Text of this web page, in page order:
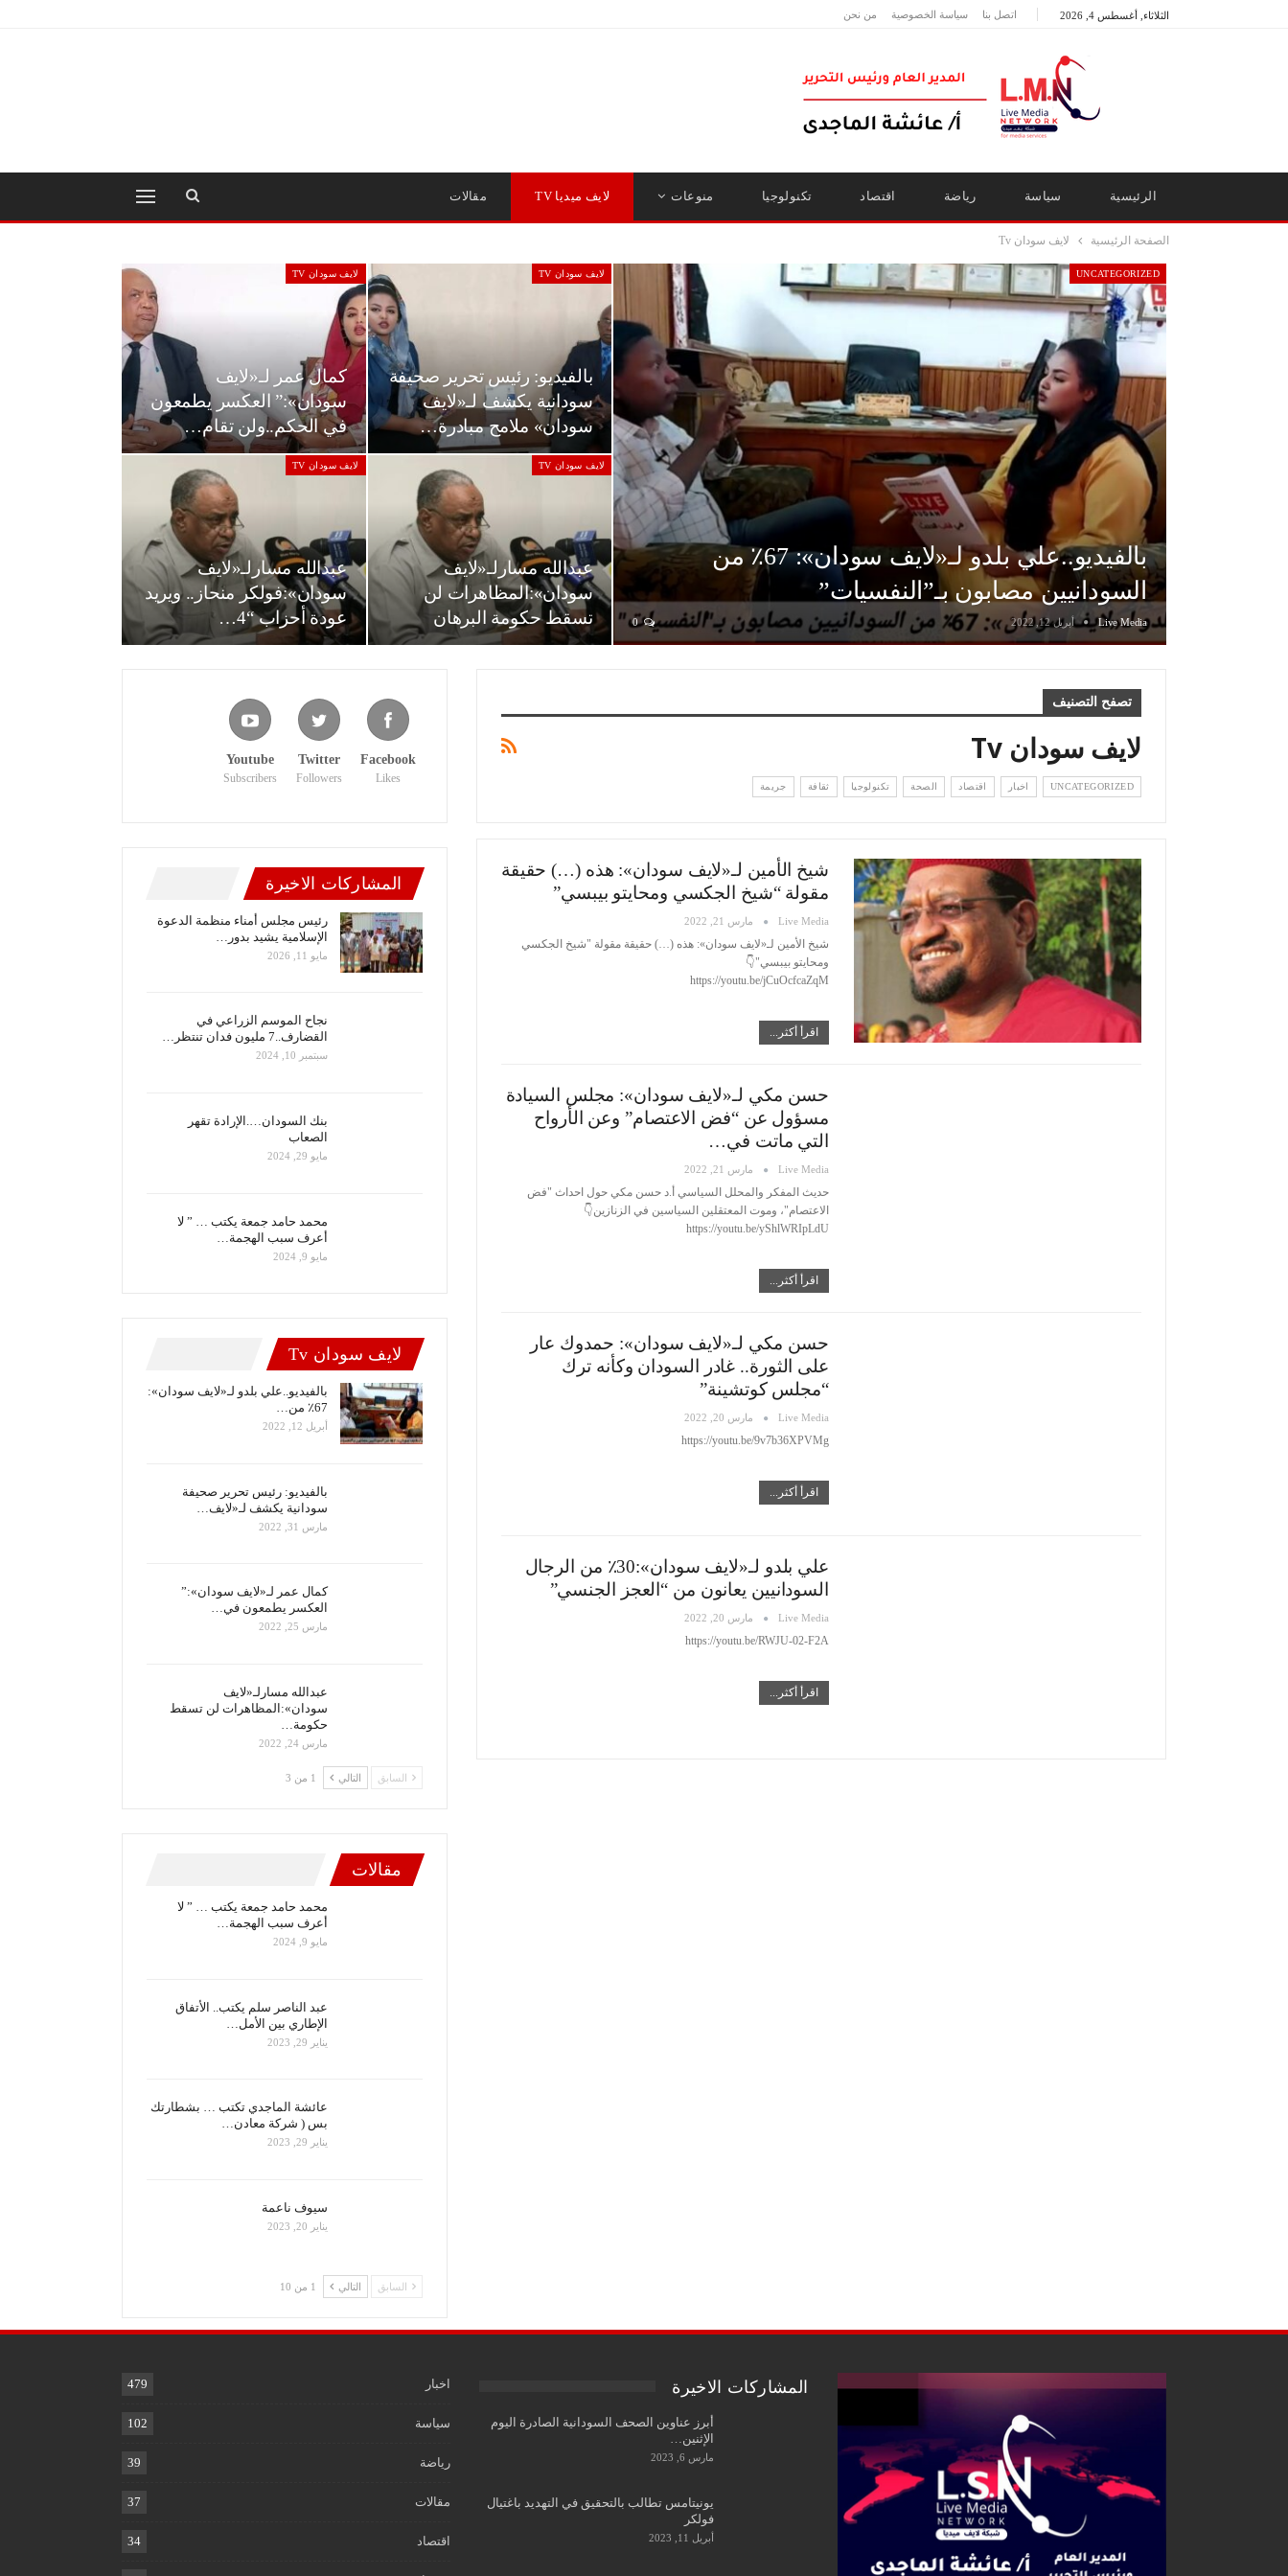
الثلاثاء, أغسطس 4, 2026 اتصل بنا سياسة الخصوصية من نحن
الرئيسية سياسة رياضة اقتصاد تكنولوجيا منوعات لايف ميديا TV مقالات
الصفحة الرئيسية لايف سودان Tv
UNCATEGORIZED
بالفيديو..علي بلدو لـ«لايف سودان»: 67٪ من
السودانيين مصابون بـ”النفسيات”
Live Media أبريل 12, 2022 0
لايف سودان TV
بالفيديو: رئيس تحرير صحيفة
سودانية يكشف لـ«لايف
سودان» ملامح مبادرة…
لايف سودان TV
كمال عمر لـ«لايف
سودان»:” العكسر يطمعون
في الحكم..ولن تقام…
لايف سودان TV
عبدالله مسارلـ«لايف
سودان»:المظاهرات لن
تسقط حكومة البرهان
لايف سودان TV
عبدالله مسارلـ«لايف
سودان»:فولكر منحاز.. ويريد
عودة أحزاب “4…
تصفح التصنيف
لايف سودان Tv
UNCATEGORIZED اخبار اقتصاد الصحة تكنولوجيا ثقافة جريمة
شيخ الأمين لـ«لايف سودان»: هذه (…) حقيقة
مقولة “شيخ الجكسي ومحايتو بيبسي”
Live Media مارس 21, 2022
شيخ الأمين لـ«لايف سودان»: هذه (…) حقيقة مقولة "شيخ الجكسي
ومحايتو بيبسي"👇
https://youtu.be/jCuOcfcaZqM
اقرأ أكثر...
حسن مكي لـ«لايف سودان»: مجلس السيادة
مسؤول عن “فض الاعتصام” وعن الأرواح
التي ماتت في…
Live Media مارس 21, 2022
حديث المفكر والمحلل السياسي أ.د حسن مكي حول احداث "فض
الاعتصام"، وموت المعتقلين السياسين في الزنازين👇
https://youtu.be/yShlWRIpLdU
اقرأ أكثر...
حسن مكي لـ«لايف سودان»: حمدوك عار
على الثورة.. غادر السودان وكأنه ترك
“مجلس كوتشينة”
Live Media مارس 20, 2022
https://youtu.be/9v7b36XPVMg
اقرأ أكثر...
علي بلدو لـ«لايف سودان»:30٪ من الرجال
السودانيين يعانون من “العجز الجنسي”
Live Media مارس 20, 2022
https://youtu.be/RWJU-02-F2A
اقرأ أكثر...
Facebook
Likes
Twitter
Followers
Youtube
Subscribers
المشاركات الاخيرة
رئيس مجلس أمناء منظمة الدعوة
الإسلامية يشيد بدور…
مايو 11, 2026
نجاح الموسم الزراعي في
القضارف..7 مليون فدان تنتظر…
سبتمبر 10, 2024
بنك السودان….الإرادة تقهر
الصعاب
مايو 29, 2024
محمد حامد جمعة يكتب … ” لا
أعرف سبب الهجمة…
مايو 9, 2024
لايف سودان Tv
بالفيديو..علي بلدو لـ«لايف سودان»:
67٪ من…
أبريل 12, 2022
بالفيديو: رئيس تحرير صحيفة
سودانية يكشف لـ«لايف…
مارس 31, 2022
كمال عمر لـ«لايف سودان»:”
العكسر يطمعون في…
مارس 25, 2022
عبدالله مسارلـ«لايف
سودان»:المظاهرات لن تسقط
حكومة…
مارس 24, 2022
السابق التالي 1 من 3
مقالات
محمد حامد جمعة يكتب … ” لا
أعرف سبب الهجمة…
مايو 9, 2024
عبد الناصر سلم يكتب.. الأتفاق
الإطاري بين الأمل…
يناير 29, 2023
عائشة الماجدي تكتب … بشطارتك
بس ( شركة معادن…
يناير 29, 2023
سيوف ناعمة
يناير 20, 2023
السابق التالي 1 من 10
المشاركات الاخيرة
أبرز عناوين الصحف السودانية الصادرة اليوم
الإثنين…
مارس 6, 2023
يونيتامس تطالب بالتحقيق في التهديد باغتيال
فولكر
أبريل 11, 2023
اخبار 479
سياسة 102
رياضة 39
مقالات 37
اقتصاد 34